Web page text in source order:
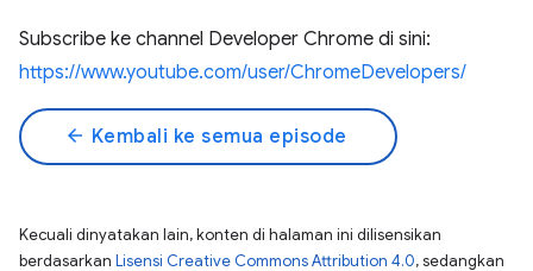
Subscribe ke channel Developer Chrome di sini:
https://www.youtube.com/user/ChromeDevelopers/
arrow_back Kembali ke semua episode
Kecuali dinyatakan lain, konten di halaman ini dilisensikan
berdasarkan Lisensi Creative Commons Attribution 4.0, sedangkan